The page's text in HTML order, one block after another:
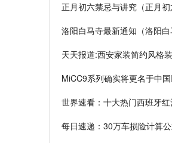
正月初六禁忌与讲究（正月初
洛阳白马寺最新通知（洛阳白
天天报道:西安家装简约风格
MiCC9系列确实将更名于中
世界速看：十大热门西班牙
每日速递：30万车损险计算